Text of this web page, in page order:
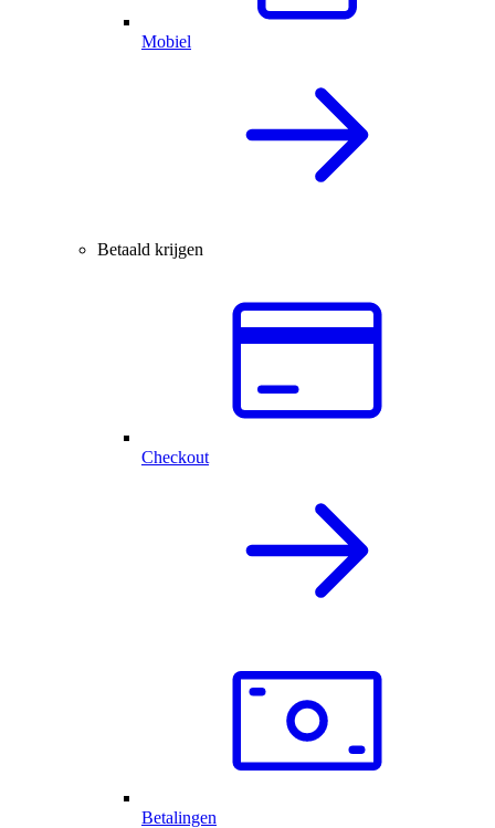
Mobiel
Betaald krijgen
Checkout
Betalingen